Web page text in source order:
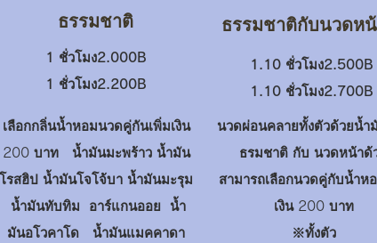
ธรรมชาติ
1 ชั่วโมง2.000B
1 ชั่วโมง2.200B
เลือกกลิ่นน้ำหอมนวดคู่กันเพิ่มเงิน
200 บาท น้ำมันมะพร้าว น้ำมัน
โรสฮิป น้ำมันโจโจ้บา น้ำมันมะรุม
น้ำมันทับทิม อาร์แกนออย น้ำ
มันอโวคาโด น้ำมันแมคคาดา
ธรรมชาติกับนวดห
1.10 ชั่วโมง2.500 B
1.10 ชั่วโมง2.700B
นวดผ่อนคลายทั้งตัวด้วยน้ำ
ธรมชาติ กับ นวดหน้าด้
สามารถเลือกนวดคู่กับน้ำห
เงิน 200 บาท
​※ทั้งตัว